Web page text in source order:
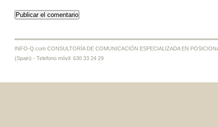
INFO-Q.com CONSULTORÍA DE COMUNICACIÓN ESPECIALIZADA EN
(Spain) - Telefono móvil: 630 33 24 29